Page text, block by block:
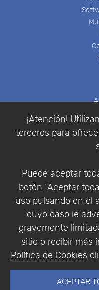
¡Atención!
terceros para
Puede aceptar
botón “Aceptar
uso pulsando en el
cuyo caso le
gravemente
sitio o recibir más
Política de Cookies
ACEPTAR
Empresa|Aviso
© Copyright